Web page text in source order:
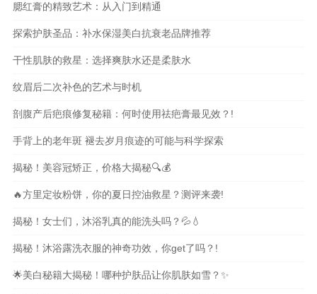
腮红膏的精致艺术：从入门到精通
探索护肤圣品：补水保湿美白抗衰老品牌推荐
干性肌肤的救星：选择爽肤水还是柔肤水
纹眉后二次补色的艺术与时机
剖腹产后疤痕修复秘籍：何时使用祛疤膏最见效？!
手背上的老年斑 褪去岁月痕迹的可能与科学探索
揭秘！美容冠矫正，价格大揭秘🔍💰
🔥方里定妆粉饼，你的夏日控油救星？测评来袭!
揭秘！女士们，沐浴乳真的能洗头吗？💦💧
揭秘！沐浴露洗衣服的神奇功效，你get了吗？!
🌟美白秘籍大揭秘！哪种护肤品让你肌肤如雪？✨